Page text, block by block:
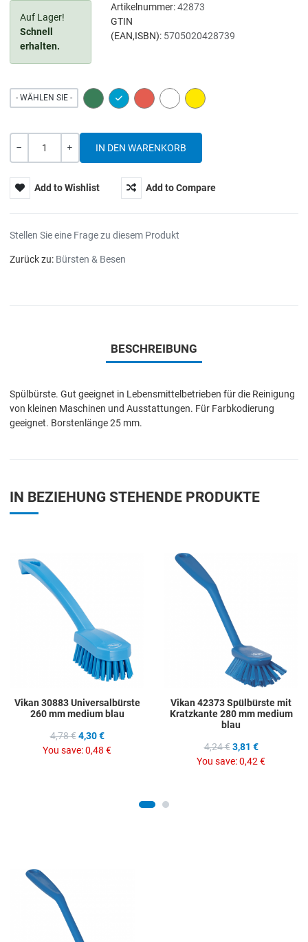
Auf Lager!
Schnell
erhalten.
Artikelnummer:42873
GTIN
(EAN,ISBN): 5705020428739
- WÄHLEN SIE - GREEN BLUE RED WHITE YELLOW
Add to Wishlist Add to Compare
Stellen Sie eine Frage zu diesem Produkt
Zurück zu: Bürsten & Besen
BESCHREIBUNG
Spülbürste. Gut geeignet in Lebensmittelbetrieben für die Reinigung
von kleinen Maschinen und Ausstattungen. Für Farbkodierung
geeignet. Borstenlänge 25 mm.
IN BEZIEHUNG STEHENDE PRODUKTE
Add to Wishlist
Add to Compare
Vikan 30883 Universalbürste
260 mm medium blau
4,78 € 4,30 €
You save:0,48 €
Vikan 42373 Spülbürste mit
Kratzkante 280 mm medium
blau
4,24 € 3,81 €
You save:0,42 €